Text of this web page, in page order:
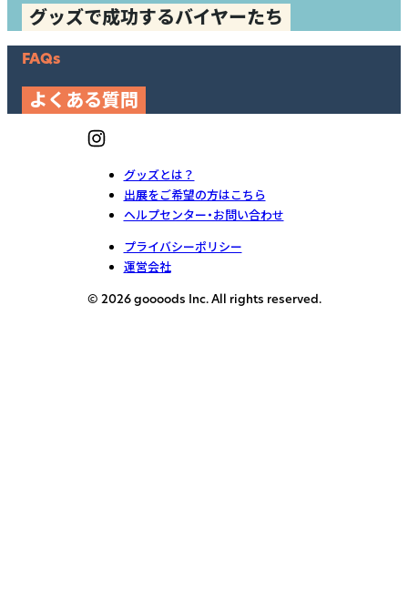
グッズで成功するバイヤーたち
FAQs
よくある質問
グッズとは？
出展をご希望の方はこちら
ヘルプセンター・お問い合わせ
プライバシーポリシー
運営会社
© 2026 goooods Inc. All rights reserved.